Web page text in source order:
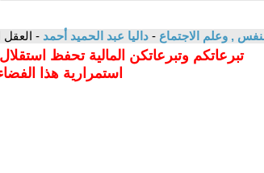
, وعلم الاجتماع - داليا عبد الحميد أحمد -
تبرعاتكم وتبرعاتكن المالية تحفظ
استمرارية هذا